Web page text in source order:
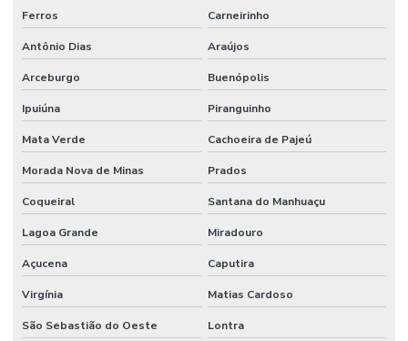
Ferros Carneirinho
Antônio Dias Araújos
Arceburgo Buenópolis
Ipuiúna Piranguinho
Mata Verde Cachoeira de Pajeú
Morada Nova de Minas Prados
Coqueiral Santana do Manhuaçu
Lagoa Grande Miradouro
Açucena Caputira
Virgínia Matias Cardoso
São Sebastião do Oeste Lontra